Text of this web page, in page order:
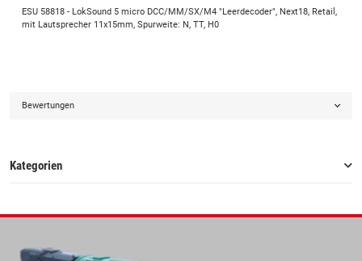
ESU 58818 - LokSound 5 micro DCC/MM/SX/M4 "Leerdecoder", Next18, Retail,
mit Lautsprecher 11x15mm, Spurweite: N, TT, H0
Bewertungen
Kategorien